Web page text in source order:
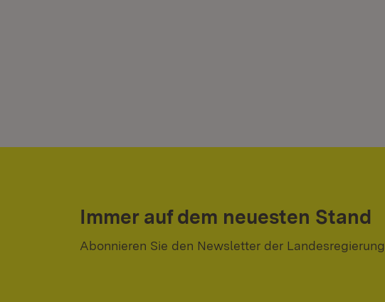
Immer auf dem neuesten Stand
Abonnieren Sie den Newsletter der Landesregierung.